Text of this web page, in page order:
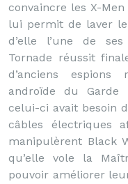
convaincre les X-
lui permit de laver le
d’elle l’une de
Tornade réussit
d’anciens
androïde du Garde
celui-ci avait besoin
câbles électriques
manipulèrent Black
qu’elle vole la
pouvoir améliorer